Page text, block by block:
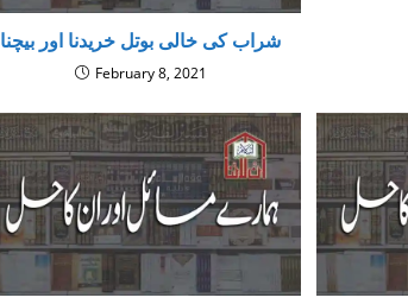
شراب کی خالی بوتل خریدنا اور بیچنا
February 8, 2021